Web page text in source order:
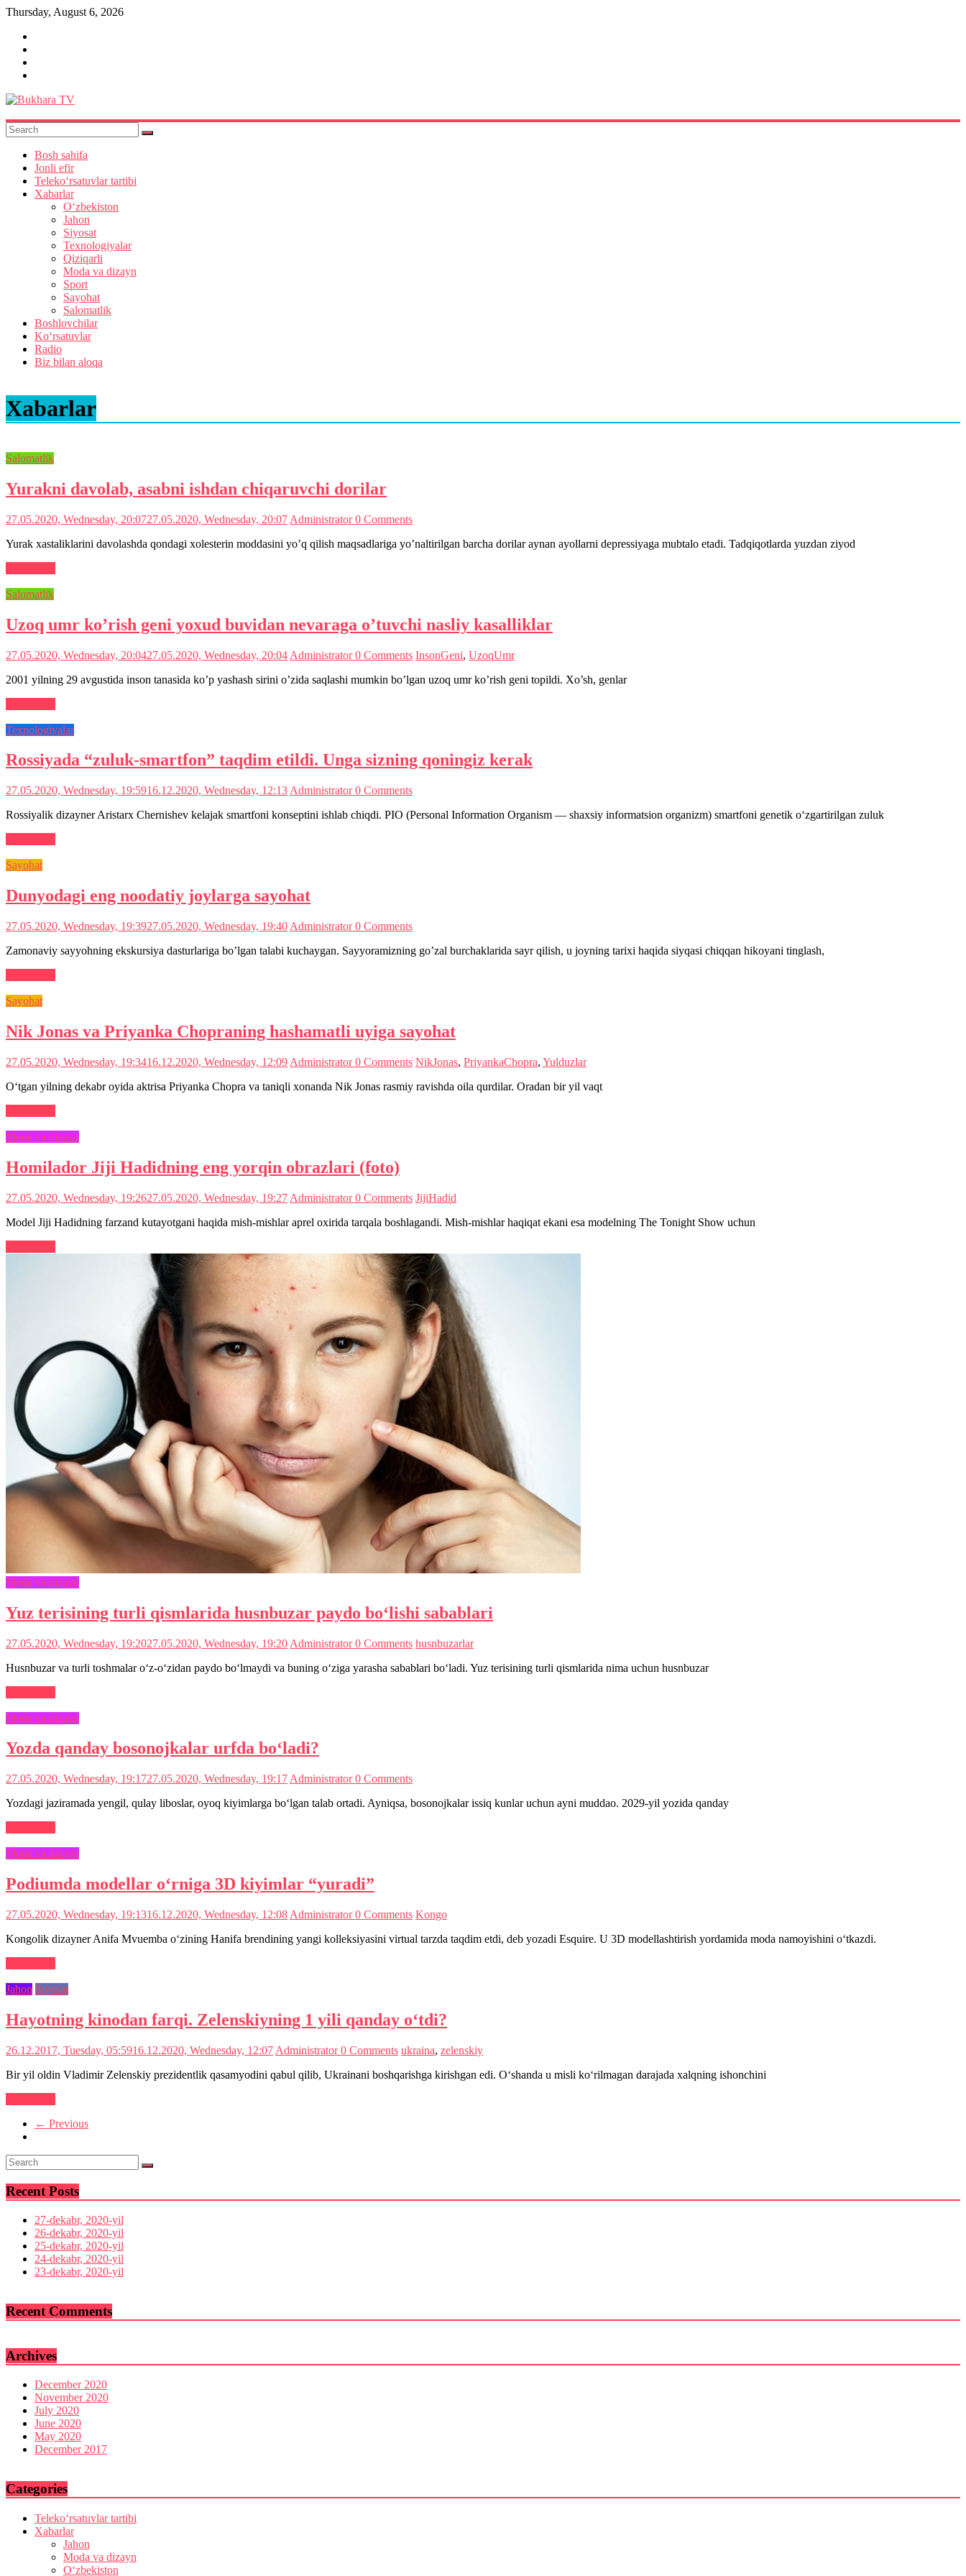
Skip
content
Thursday, August 6, 2026
Bukhara
TV
Bosh sahifa
Jonli efir
Teleko‘rsatuvlar tartibi
Xabarlar
O‘zbekiston
Jahon
Siyosat
Texnologiyalar
Qiziqarli
Moda va dizayn
Sport
Sayohat
Salomatlik
Boshlovchilar
Ko‘rsatuvlar
Radio
Biz bilan aloqa
Xabarlar
Salomatlik
Yurakni davolab, asabni ishdan chiqaruvchi dorilar
27.05.2020, Wednesday, 20:0727.05.2020, Wednesday, 20:07 Administrator0 Comments
Yurak xastaliklarini davolashda qondagi xolesterin moddasini yo’q qilish maqsadlariga yo’naltirilgan barcha dorilar aynan ayollarni depressiyaga mubtalo etadi. Tadqiqotlarda yuzdan ziyod
Salomatlik
Uzoq umr ko’rish geni yoxud buvidan nevaraga o’tuvchi nasliy kasalliklar
27.05.2020, Wednesday, 20:0427.05.2020, Wednesday, 20:04 Administrator0 Comments InsonGeni, UzoqUmr
2001 yilning 29 avgustida inson tanasida ko’p yashash sirini o’zida saqlashi mumkin bo’lgan uzoq umr ko’rish geni topildi. Xo’sh, genlar
Texnologiyalar
Rossiyada “zuluk-smartfon” taqdim etildi. Unga sizning qoningiz kerak
27.05.2020, Wednesday, 19:5916.12.2020, Wednesday, 12:13 Administrator0 Comments
Rossiyalik dizayner Aristarx Chernishev kelajak smartfoni konseptini ishlab chiqdi. PIO (Personal Information Organism — shaxsiy informatsion organizm) smartfoni genetik o‘zgartirilgan zuluk
Sayohat
Dunyodagi eng noodatiy joylarga sayohat
27.05.2020, Wednesday, 19:3927.05.2020, Wednesday, 19:40 Administrator0 Comments
Zamonaviy sayyohning ekskursiya dasturlariga bo’lgan talabi kuchaygan. Sayyoramizning go’zal burchaklarida sayr qilish, u joyning tarixi haqida siyqasi chiqqan hikoyani tinglash,
Sayohat
Nik Jonas va Priyanka Chopraning hashamatli uyiga sayohat
27.05.2020, Wednesday, 19:3416.12.2020, Wednesday, 12:09 Administrator0 Comments NikJonas, PriyankaChopra, Yulduzlar
O‘tgan yilning dekabr oyida aktrisa Priyanka Chopra va taniqli xonanda Nik Jonas rasmiy ravishda oila qurdilar. Oradan bir yil vaqt
Moda va dizayn
Homilador Jiji Hadidning eng yorqin obrazlari (foto)
27.05.2020, Wednesday, 19:2627.05.2020, Wednesday, 19:27 Administrator0 Comments JijiHadid
Model Jiji Hadidning farzand kutayotgani haqida mish-mishlar aprel oxirida tarqala boshlagandi. Mish-mishlar haqiqat ekani esa modelning The Tonight Show uchun
Moda va dizayn
Yuz terisining turli qismlarida husnbuzar paydo bo‘lishi sabablari
27.05.2020, Wednesday, 19:2027.05.2020, Wednesday, 19:20 Administrator0 Comments husnbuzarlar
Husnbuzar va turli toshmalar o‘z-o‘zidan paydo bo‘lmaydi va buning o‘ziga yarasha sabablari bo‘ladi. Yuz terisining turli qismlarida nima uchun husnbuzar
Moda va dizayn
Yozda qanday bosonojkalar urfda bo‘ladi?
27.05.2020, Wednesday, 19:1727.05.2020, Wednesday, 19:17 Administrator0 Comments
Yozdagi jaziramada yengil, qulay liboslar, oyoq kiyimlarga bo‘lgan talab ortadi. Ayniqsa, bosonojkalar issiq kunlar uchun ayni muddao. 2029-yil yozida qanday
Moda va dizayn
Podiumda modellar o‘rniga 3D kiyimlar “yuradi”
27.05.2020, Wednesday, 19:1316.12.2020, Wednesday, 12:08 Administrator0 Comments Kongo
Kongolik dizayner Anifa Mvuemba o‘zining Hanifa brendining yangi kolleksiyasini virtual tarzda taqdim etdi, deb yozadi Esquire. U 3D modellashtirish yordamida moda namoyishini o‘tkazdi.
Jahon Siyosat
Hayotning kinodan farqi. Zelenskiyning 1 yili qanday o‘tdi?
26.12.2017, Tuesday, 05:5916.12.2020, Wednesday, 12:07 Administrator0 Comments ukraina, zelenskiy
Bir yil oldin Vladimir Zelenskiy prezidentlik qasamyodini qabul qilib, Ukrainani boshqarishga kirishgan edi. O‘shanda u misli ko‘rilmagan darajada xalqning ishonchini
← Previous
Recent Posts
27-dekabr, 2020-yil
26-dekabr, 2020-yil
25-dekabr, 2020-yil
24-dekabr, 2020-yil
23-dekabr, 2020-yil
Recent Comments
Archives
December 2020
November 2020
July 2020
June 2020
May 2020
December 2017
Categories
Teleko‘rsatuvlar tartibi
Xabarlar
Jahon
Moda va dizayn
O‘zbekiston